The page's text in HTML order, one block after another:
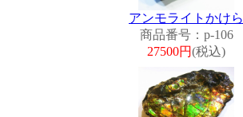
アンモライトかけら
商品番号：p-106
27500円(税込)